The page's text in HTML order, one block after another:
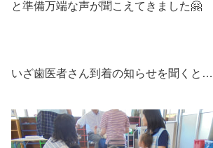
と準備万端な声が聞こえてきました🤗
いざ歯医者さん到着の知らせを聞くと…